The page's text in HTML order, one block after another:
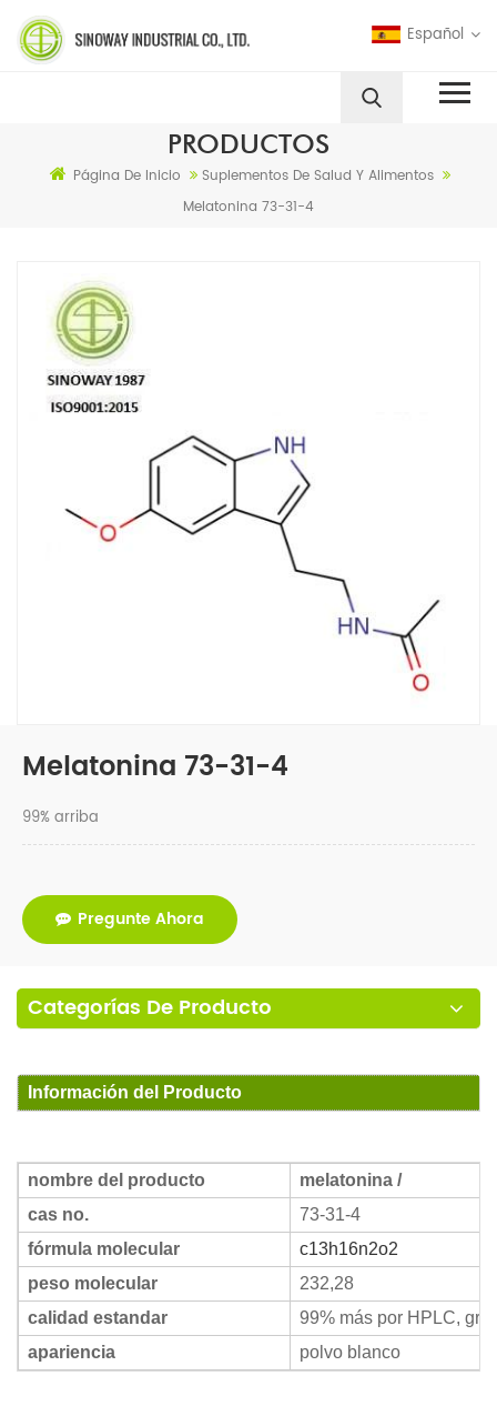
Español
PRODUCTOS
Página De Inicio
Suplementos De Salud Y Alimentos
Melatonina 73-31-4
Melatonina 73-31-4
99% arriba
Pregunte Ahora
Categorías De Producto
Información del Producto
nombre del producto
melatonina /
cas no.
73-31-4
fórmula molecular
c13h16n2o2
peso molecular
232,28
calidad estandar
99% más por HPLC,
apariencia
polvo blanco